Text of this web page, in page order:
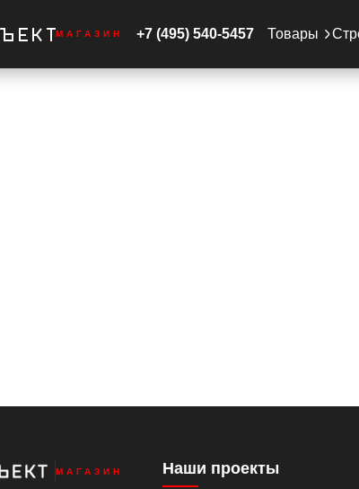
МАГАЗИН +7 (495) 540-5457 Товары
Товары
МАГАЗИН Наши проекты